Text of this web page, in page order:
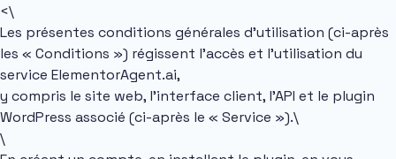
<\
Les présentes conditions générales d’utilisation (ci-après
les « Conditions ») régissent l’accès et l’utilisation du
service ElementorAgent.ai,
y compris le site web, l’interface client, l’API et le plugin
WordPress associé (ci-après le « Service »).\
\